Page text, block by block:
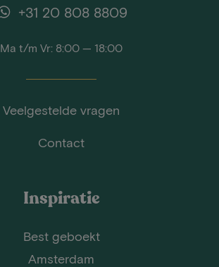
+31 20 808 8809
Ma t/m Vr: 8:00 — 18:00
Veelgestelde vragen
Contact
Inspiratie
Best geboekt
Amsterdam